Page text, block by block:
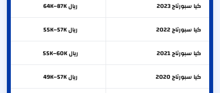
كيا سبورتاج2023 ريال 64K–87K
كيا سبورتاج2022 ريال 55K–57K
كيا سبورتاج2021 ريال 55K–60K
كيا سبورتاج2020 ريال 49K–57K